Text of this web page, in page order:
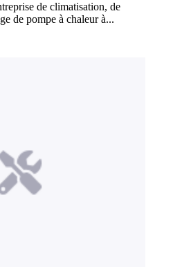
de climatisation, de
de pompe à chaleur à...